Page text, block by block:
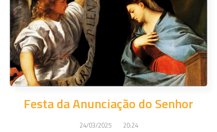
Festa da Anunciação do Senhor
24/03/2025 20:24